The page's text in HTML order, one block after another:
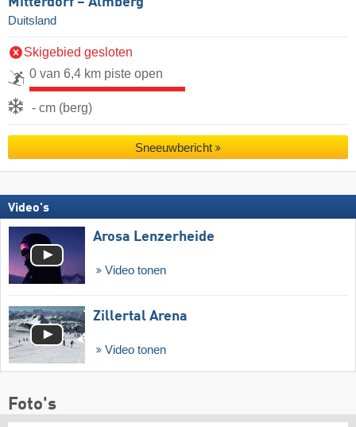
Duitsland
Skigebied gesloten
0 van 6,4 km piste open
- cm (berg)
Sneeuwbericht
Video's
Arosa Lenzerheide
Video tonen
Zillertal Arena
Video tonen
Foto's